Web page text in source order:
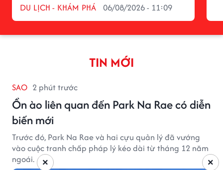
DU LỊCH - KHÁM PHÁ 06/08/2026 - 11:09
TIN MỚI
SAO 2 phút trước
Ồn ào liên quan đến Park Na Rae có diễn
biến mới
Trước đó, Park Na Rae và hai cựu quản lý đã vướng
vào cuộc tranh chấp pháp lý kéo dài từ tháng 12 năm
ngoái.
×
×